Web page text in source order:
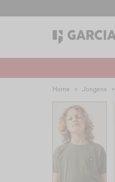
Home > Jongens >